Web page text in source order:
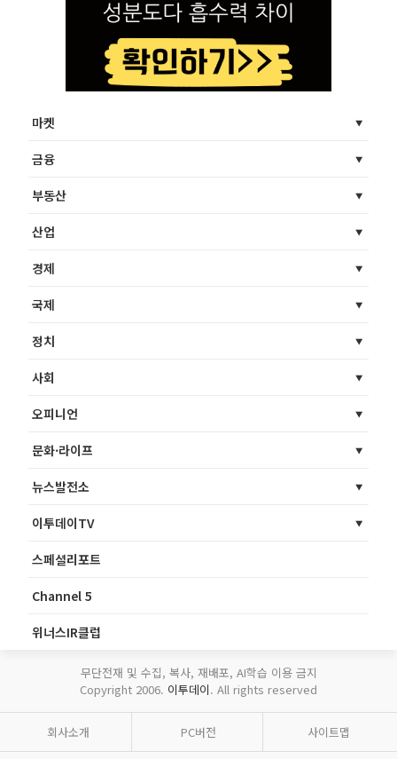
마켓
금융
부동산
산업
경제
국제
정치
사회
오피니언
문화·라이프
뉴스발전소
이투데이TV
스페셜리포트
Channel 5
위너스IR클럽
무단전재 및 수집, 복사, 재배포, AI학습 이용 금지
Copyright 2006. 이투데이. All rights reserved
회사소개 PC버전 사이트맵